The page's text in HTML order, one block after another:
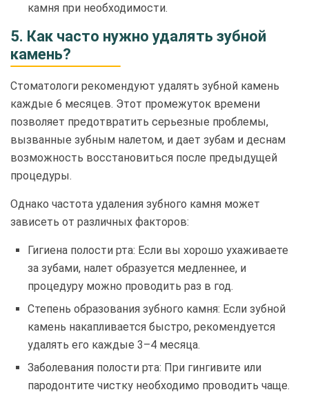
камня при необходимости.
5. Как часто нужно удалять зубной
камень?
Стоматологи рекомендуют удалять зубной камень
каждые 6 месяцев. Этот промежуток времени
позволяет предотвратить серьезные проблемы,
вызванные зубным налетом, и дает зубам и деснам
возможность восстановиться после предыдущей
процедуры.
Однако частота удаления зубного камня может
зависеть от различных факторов:
Гигиена полости рта: Если вы хорошо ухаживаете
за зубами, налет образуется медленнее, и
процедуру можно проводить раз в год.
Степень образования зубного камня: Если зубной
камень накапливается быстро, рекомендуется
удалять его каждые 3–4 месяца.
Заболевания полости рта: При гингивите или
пародонтите чистку необходимо проводить чаще.